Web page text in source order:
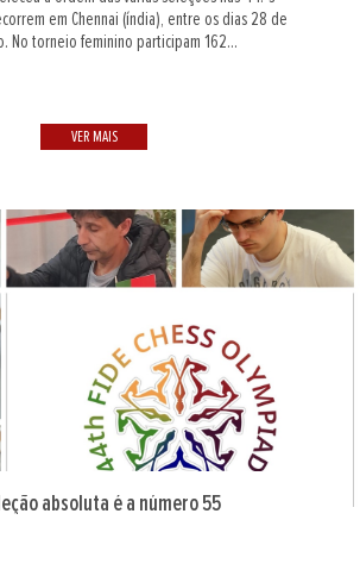
em Chennai (índia), entre os dias 28 de
No torneio feminino participam 162...
VER MAIS
absoluta é a número 55